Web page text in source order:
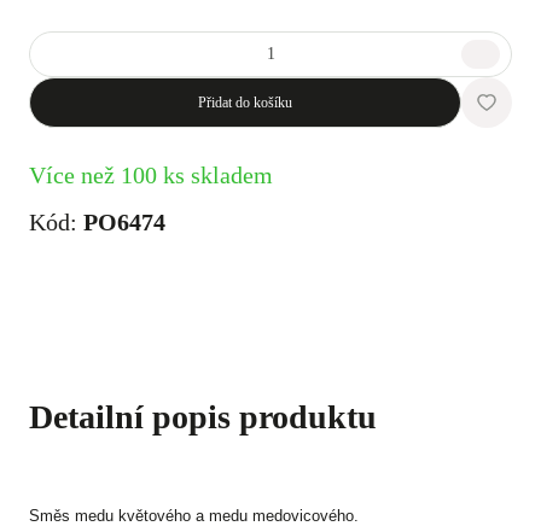
Přidat do košíku
Více než 100 ks skladem
Kód: PO6474
Detailní popis produktu
Směs medu květového a medu medovicového.